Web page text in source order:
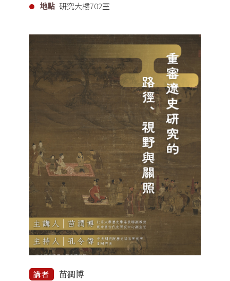
地點 研究大樓702室
講者 苗潤博